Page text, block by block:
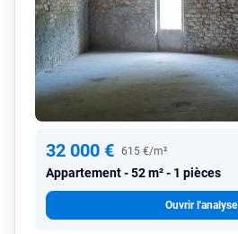
32 000 € 615 €/m²
Appartement 52 m² - 1 pièces
Ouvrir l'analyse